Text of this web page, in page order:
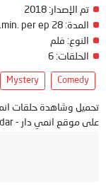
تم الإصدار:
المدة:
النوع: فلم
الحلقات:
Comedy
Mystery
على موقع انمي دار - animedar